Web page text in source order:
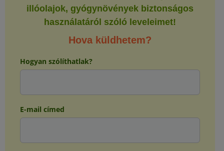
illóolajok, gyógynövények biztonságos
használatáról szóló leveleimet!
Hova küldhetem?
Hogyan szólíthatlak?
E-mail címed